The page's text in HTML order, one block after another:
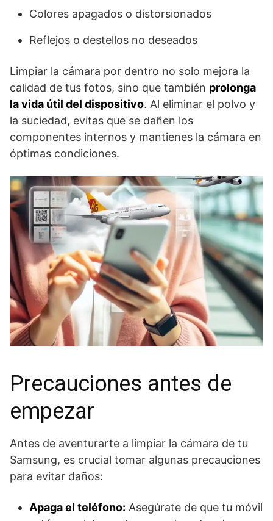
Colores apagados o distorsionados
Reflejos o destellos no deseados
Limpiar la cámara por dentro no solo mejora la
calidad de tus fotos, sino que también prolonga
la vida útil del dispositivo. Al eliminar el polvo y
la suciedad, evitas que se dañen los
componentes internos y mantienes la cámara en
óptimas condiciones.
Precauciones antes de
empezar
Antes de aventurarte a limpiar la cámara de tu
Samsung, es crucial tomar algunas precauciones
para evitar daños:
Apaga el teléfono: Asegúrate de que tu móvil